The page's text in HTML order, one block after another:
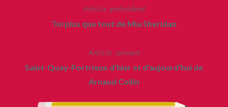
Article précédent
Toi plus que tout de Mia Sheridan
Article suivant
Saint-Quay-Portrieux d’hier et d’aujourd’hui de
Arnaud Collin